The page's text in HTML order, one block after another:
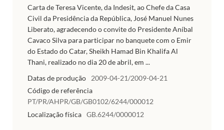
Carta de Teresa Vicente, da Indesit, ao Chefe da Casa
Civil da Presidência da República, José Manuel Nunes
Liberato, agradecendo o convite do Presidente Aníbal
Cavaco Silva para participar no banquete com o Emir
do Estado do Catar, Sheikh Hamad Bin Khalifa Al
Thani, realizado no dia 20 de abril, em ...
Datas de produção
2009-04-21/2009-04-21
Código de referência
PT/PR/AHPR/GB/GB0102/6244/000012
Localização física GB.6244/0000012